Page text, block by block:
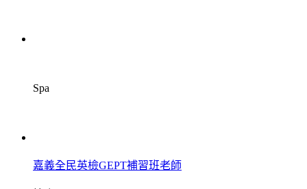
Spa
嘉義全民英檢GEPT補習班老師